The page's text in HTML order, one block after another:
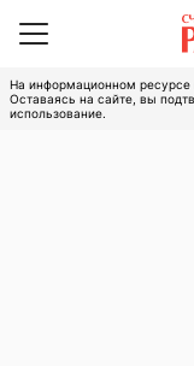
На информационном
Оставаясь на сайте, вы
использование.